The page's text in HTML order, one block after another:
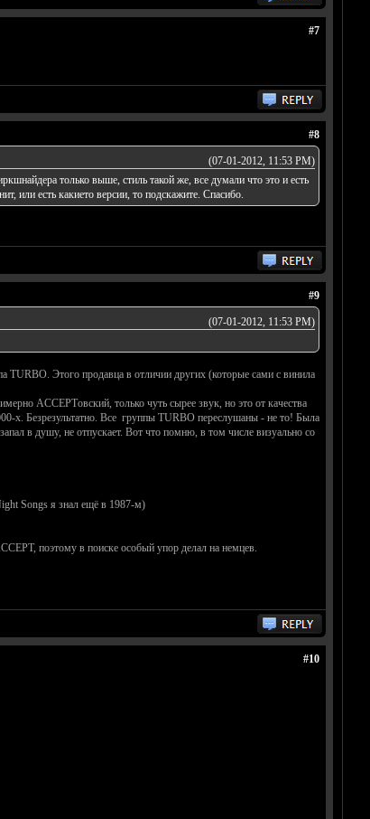
#7
#8
(07-01-2012, 11:53 PM)
только выше, стиль такой же, все думали что это и есть
или есть какието версии, то подскажите. Спасибо.
#9
(07-01-2012, 11:53 PM)
Этого продавца в отличии других (которые сами с винила
ACCEPTовский, только чуть сырее звук, но это от качества
х. Безрезультатно. Все группы TURBO переслушаны - не то! Была
в душу, не отпускает. Вот что помню, в том числе визуально со
Songs я знал ещё в 1987-м)
поэтому в поиске особый упор делал на немцев.
#10